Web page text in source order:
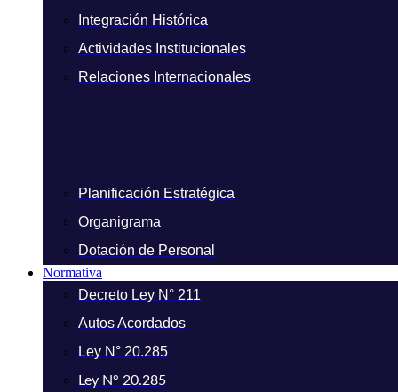
Integración Histórica
Actividades Institucionales
Relaciones Internacionales
Planificación Estratégica
Organigrama
Dotación de Personal
Normativa
Decreto Ley N° 211
Autos Acordados
Ley N° 20.285
Ley N° 20.285